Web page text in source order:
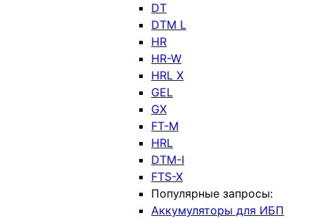
DT
DTM L
HR
HR-W
HRL X
GEL
GX
FT-M
HRL
DTM-I
FTS-X
Популярные запросы:
Аккумуляторы для ИБП